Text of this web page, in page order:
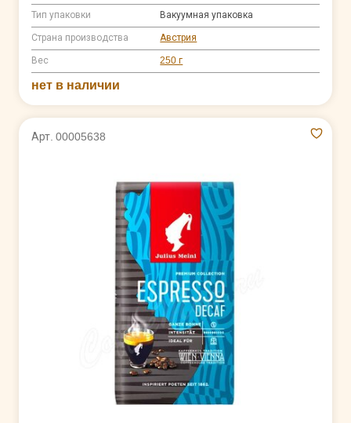
Тип упаковки Вакуумная упаковка
Страна производства Австрия
Вес 250 г
нет в наличии
Арт. 00005638